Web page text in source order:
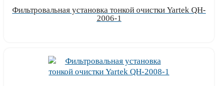
Фильтровальная установка тонкой очистки Yartek QH-
2006-1